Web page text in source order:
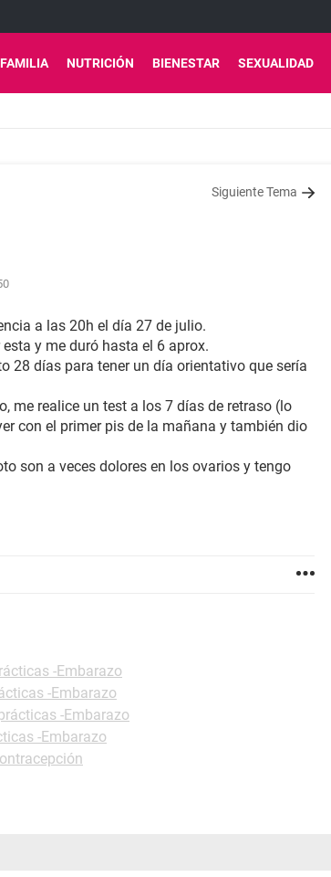
FAMILIA NUTRICIÓN BIENESTAR SEXUALIDAD
Siguiente Tema
a las 20h el día 27 de julio.
y me duró hasta el 6 aprox.
28 días para tener un día orientativo que sería
me realice un test a los 7 días de retraso (lo
con el primer pis de la mañana y también dio
son a veces dolores en los ovarios y tengo
-Embarazo
-Embarazo
-Embarazo
-Embarazo